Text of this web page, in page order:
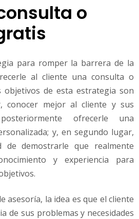
o
para romper la barrera de la
al cliente una consulta o
objetivos de esta estrategia son
conocer mejor al cliente y sus
ofrecerle una
y, en segundo lugar,
demostrarle que realmente
y experiencia para
asesoría, la idea es que el cliente
de sus problemas y necesidades